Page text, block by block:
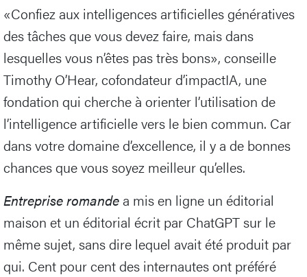
«Confiez aux intelligences artificielles génératives
des tâches que vous devez faire, mais dans
lesquelles vous n’êtes pas très bons», conseille
Timothy O’Hear, cofondateur d’impactIA, une
fondation qui cherche à orienter l’utilisation de
l’intelligence artificielle vers le bien commun. Car
dans votre domaine d’excellence, il y a de bonnes
chances que vous soyez meilleur qu’elles.
Entreprise romande a mis en ligne un éditorial
maison et un éditorial écrit par ChatGPT sur le
même sujet, sans dire lequel avait été produit par
qui. Cent pour cent des internautes ont préféré